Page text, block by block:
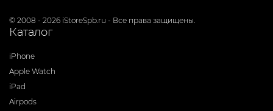
© 2008 - 2026 iStoreSpb.ru - Все права защищены.
Каталог
iPhone
Apple Watch
iPad
Airpods